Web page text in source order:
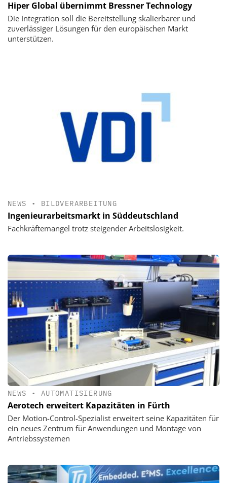
Hiper Global übernimmt Bressner Technology
Die Integration soll die Bereitstellung skalierbarer und
zuverlässiger Lösungen für den europäischen Markt
unterstützen.
NEWS • BILDVERARBEITUNG
Ingenieurarbeitsmarkt in Süddeutschland
Fachkräftemangel trotz steigender Arbeitslosigkeit.
NEWS • AUTOMATISIERUNG
Aerotech erweitert Kapazitäten in Fürth
Der Motion-Control-Spezialist erweitert seine Kapazitäten für
ein neues Zentrum für Anwendungen und Montage von
Antriebssystemen